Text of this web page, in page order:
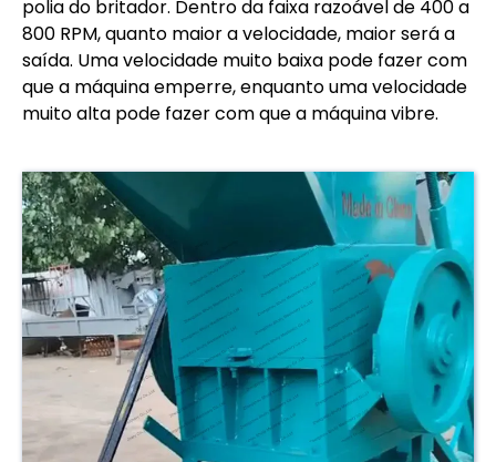
polia do britador. Dentro da faixa razoável de 400 a
800 RPM, quanto maior a velocidade, maior será a
saída. Uma velocidade muito baixa pode fazer com
que a máquina emperre, enquanto uma velocidade
muito alta pode fazer com que a máquina vibre.